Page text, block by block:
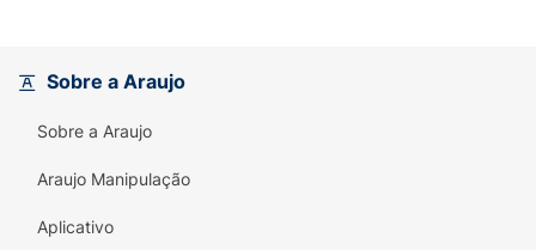
Sobre a Araujo
Sobre a Araujo
Araujo Manipulação
Aplicativo